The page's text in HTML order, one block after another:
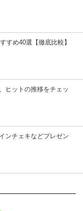
すめ40選【徹底比較】
ヒットの推移をチェッ
ンチェキなどプレゼン